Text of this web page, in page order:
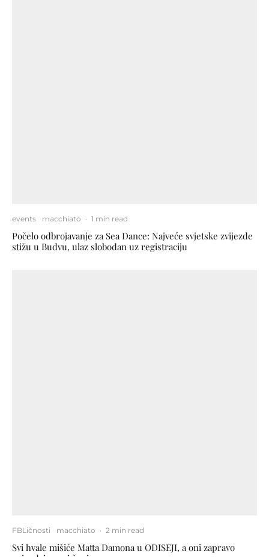
events macchiato · 1 min read
Počelo odbrojavanje za Sea Dance: Najveće svjetske zvijezde
stižu u Budvu, ulaz slobodan uz registraciju
FBLičnosti macchiato · 2 min read
Svi hvale mišiće Matta Damona u ODISEJI, a oni zapravo